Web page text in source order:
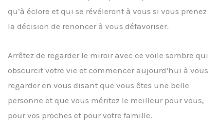
qu’à éclore et qui se révéleront à vous si vous prenez
la décision de renoncer à vous défavoriser.
Arrêtez de regarder le miroir avec ce voile sombre qui
obscurcit votre vie et commencer aujourd’hui à vous
regarder en vous disant que vous êtes une belle
personne et que vous méritez le meilleur pour vous,
pour vos proches et pour votre famille.